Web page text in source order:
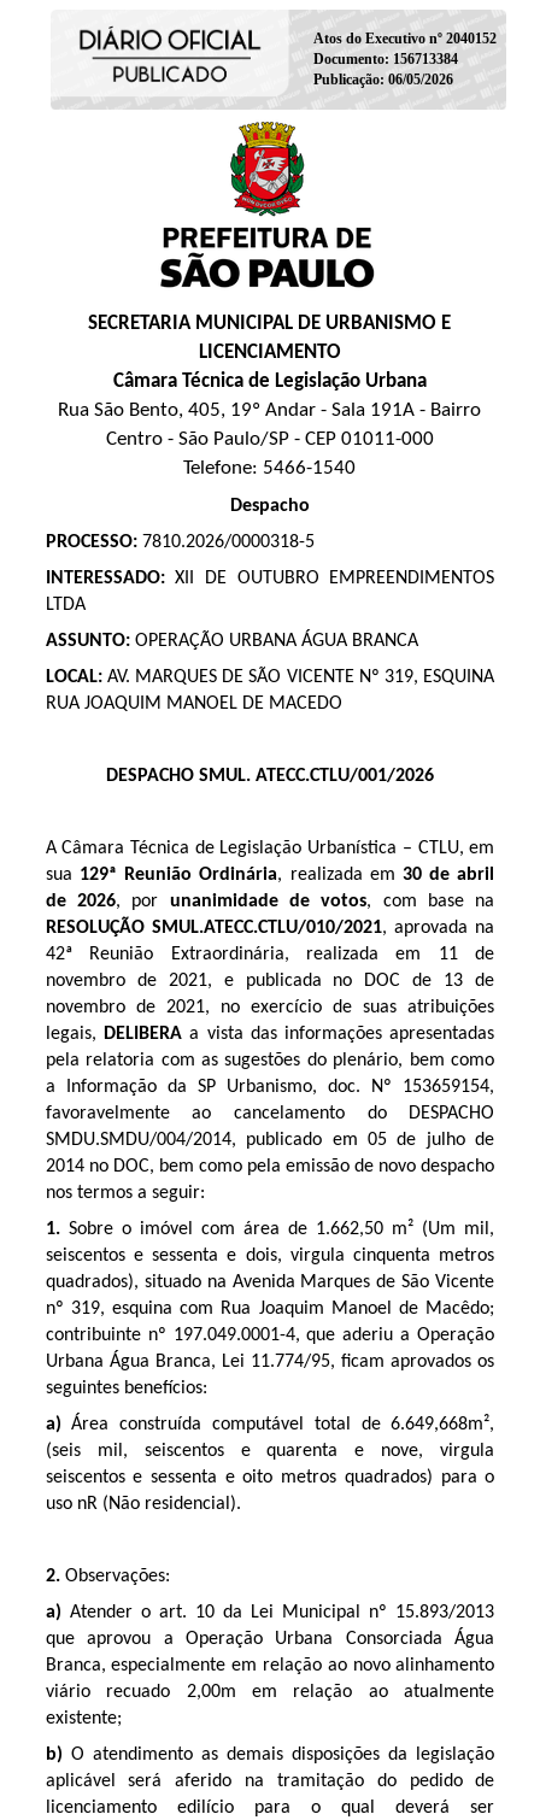
Atos do Executivo nº 2040152
Documento: 156713384
Publicação: 06/05/2026
SECRETARIA MUNICIPAL DE URBANISMO E
LICENCIAMENTO
Câmara Técnica de Legislação Urbana
Rua São Bento, 405, 19º Andar - Sala 191A - Bairro
Centro - São Paulo/SP - CEP 01011-000
Telefone: 5466-1540
Despacho
PROCESSO:7810.2026/0000318-5
INTERESSADO:XII DE OUTUBRO EMPREENDIMENTOS
LTDA
ASSUNTO: OPERAÇÃO URBANA ÁGUA BRANCA
LOCAL:AV. MARQUES DE SÃO VICENTE Nº 319, ESQUINA
RUA JOAQUIM MANOEL DE MACEDO
DESPACHO SMUL. ATECC.CTLU/001/2026
A Câmara Técnica de Legislação Urbanística – CTLU, em
sua 129ª Reunião Ordinária, realizada em 30 de abril
de 2026, por unanimidade de votos, com base na
RESOLUÇÃO SMUL.ATECC.CTLU/010/2021, aprovada na
42ª Reunião Extraordinária, realizada em 11 de
novembro de 2021, e publicada no DOC de 13 de
novembro de 2021, no exercício de suas atribuições
legais,
DELIBERAa vista das informações apresentadas
pela relatoria com as sugestões do plenário, bem como
a Informação da SP Urbanismo, doc. Nº 153659154,
favoravelmente ao cancelamento do DESPACHO
SMDU.SMDU/004/2014, publicado em 05 de julho de
2014 no DOC, bem como pela emissão de novo despacho
nos termos a seguir:
1.Sobre o imóvel com área de 1.662,50 m² (Um mil,
seiscentos e sessenta e dois, virgula cinquenta metros
quadrados), situado na Avenida Marques de São Vicente
nº 319, esquina com Rua Joaquim Manoel de Macêdo;
contribuinte nº 197.049.0001-4, que aderiu a Operação
Urbana Água Branca, Lei 11.774/95, ficam aprovados os
seguintes benefícios:
a)Área construída computável total de 6.649,668m²,
(seis mil, seiscentos e quarenta e nove, virgula
seiscentos e sessenta e oito metros quadrados) para o
uso nR (Não residencial).
2. Observações:
a) Atender o art. 10 da Lei Municipal nº 15.893/2013
que aprovou a Operação Urbana Consorciada Água
Branca, especialmente em relação ao novo alinhamento
viário recuado 2,00m em relação ao atualmente
existente;
b) O atendimento as demais disposições da legislação
aplicável será aferido na tramitação do pedido de
licenciamento edilício para o qual deverá ser